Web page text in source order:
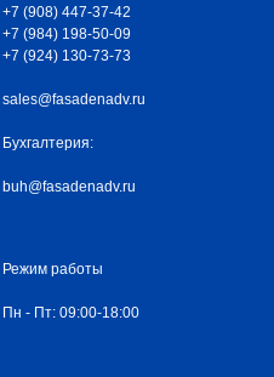
+7 (908) 447-37-42
+7 (984) 198-50-09
+7 (924) 130-73-73
sales@fasadenadv.ru
Бухгалтерия:
buh@fasadenadv.ru
Режим работы
Пн - Пт: 09:00-18:00